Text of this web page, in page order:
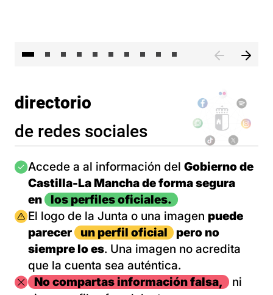
directorio
de redes sociales
Imagen
Accede a al información del Gobierno de
Castilla-La Mancha de forma segura
en
los perfiles oficiales.
Imagen
El logo de la Junta o una imagen puede
parecer
un perfil oficial
pero no
siempre lo es. Una imagen no acredita
que la cuenta sea auténtica.
ImagenNo compartas información falsa,
ni